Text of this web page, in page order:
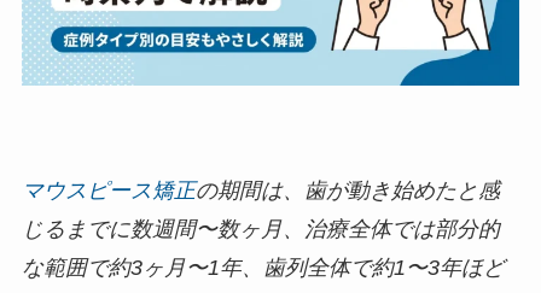
マウスピース矯正の期間は、歯が動き始めたと感
じるまでに数週間〜数ヶ月、治療全体では部分的
な範囲で約3ヶ月〜1年、歯列全体で約1〜3年ほど